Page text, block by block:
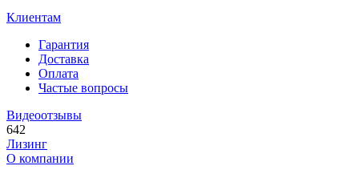
Клиентам
Гарантия
Доставка
Оплата
Частые вопросы
Видеоотзывы
642
Лизинг
О компании